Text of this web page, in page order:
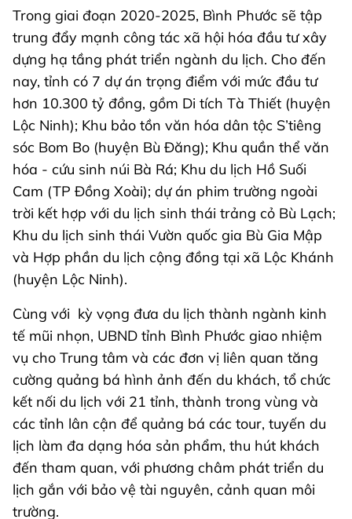
Trong giai đoạn 2020-2025, Bình Phước sẽ tập
trung đẩy mạnh công tác xã hội hóa đầu tư xây
dựng hạ tầng phát triển ngành du lịch. Cho đến
nay, tỉnh có 7 dự án trọng điểm với mức đầu tư
hơn 10.300 tỷ đồng, gồm Di tích Tà Thiết (huyện
Lộc Ninh); Khu bảo tồn văn hóa dân tộc S’tiêng
sóc Bom Bo (huyện Bù Đăng); Khu quần thể văn
hóa - cứu sinh núi Bà Rá; Khu du lịch Hồ Suối
Cam (TP Đồng Xoài); dự án phim trường ngoài
trời kết hợp với du lịch sinh thái trảng cỏ Bù Lạch;
Khu du lịch sinh thái Vườn quốc gia Bù Gia Mập
và Hợp phần du lịch cộng đồng tại xã Lộc Khánh
(huyện Lộc Ninh).
Cùng với kỳ vọng đưa du lịch thành ngành kinh
tế mũi nhọn, UBND tỉnh Bình Phước giao nhiệm
vụ cho Trung tâm và các đơn vị liên quan tăng
cường quảng bá hình ảnh đến du khách, tổ chức
kết nối du lịch với 21 tỉnh, thành trong vùng và
các tỉnh lân cận để quảng bá các tour, tuyến du
lịch làm đa dạng hóa sản phẩm, thu hút khách
đến tham quan, với phương châm phát triển du
lịch gắn với bảo vệ tài nguyên, cảnh quan môi
trường.